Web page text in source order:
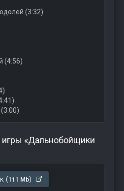
(3:32)
(4:56)
игры «Дальнобойщики
(111 Mb)